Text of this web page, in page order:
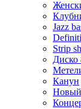
Jazz
Strip
Диско
Канун
Новый